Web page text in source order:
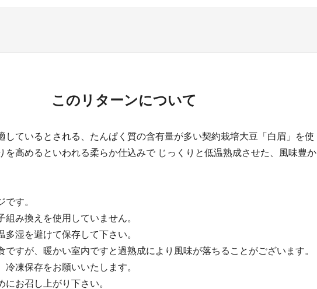
このリターンについて
しているとされる、たんぱく質の含有量が多い契約栽培大豆「白眉」を使
を高めるといわれる柔らか仕込みで じっくりと低温熟成させた、風味豊か
す。
み換えを使用していません。
湿を避けて保存して下さい。
すが、暖かい室内ですと過熟成により風味が落ちることがございます。
冷凍保存をお願いいたします。
お召し上がり下さい。